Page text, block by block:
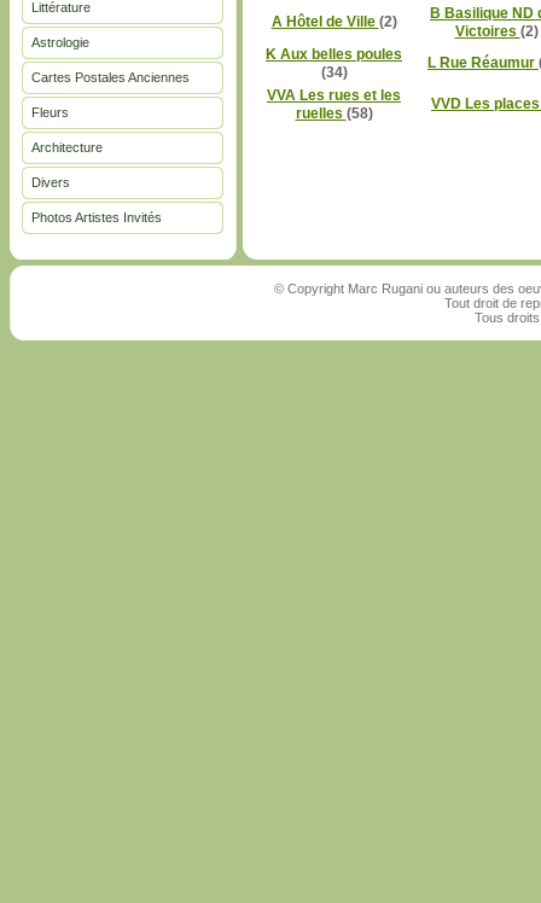
Littérature
Astrologie
Cartes Postales Anciennes
Fleurs
Architecture
Divers
Photos Artistes Invités
A Hôtel de Ville (2)
B Basilique ND
Victoires (2)
K Aux belles poules
(34)
L Rue Réaumur
VVA Les rues et les
ruelles (58)
VVD Les
© Copyright Marc Rugani ou auteurs des
Tout droit de
Tous